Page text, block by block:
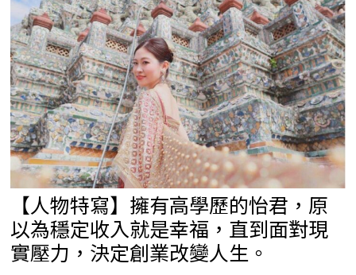
動-
「食
刻
有
愛」
以
實
際
行
動
傳
遞
對
街
友
關
懷
【人物特寫】擁有高學歷的怡君，原
以為穩定收入就是幸福，直到面對現
實壓力，決定創業改變人生。